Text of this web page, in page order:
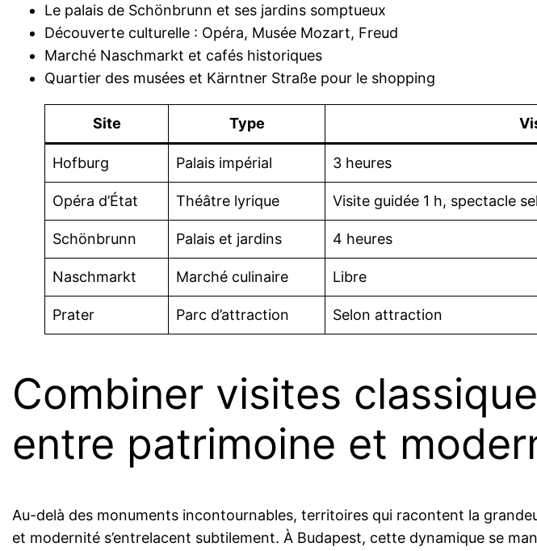
Le palais de Schönbrunn et ses jardins somptueux
Découverte culturelle : Opéra, Musée Mozart, Freud
Marché Naschmarkt et cafés historiques
Quartier des musées et Kärntner Straße pour le shopping
Site Type
Hofburg Palais impérial 3 heures
Opéra d’État Théâtre lyrique Visite guidée 1 h, spectacle
Schönbrunn Palais et jardins 4 heures
Naschmarkt Marché culinaire Libre
Prater Parc d’attraction Selon attraction
Combiner visites
entre patrimoine et
Au-delà des monuments incontournables, territoires qui racontent la
et modernité s’entrelacent subtilement. À Budapest, cette dynamique se